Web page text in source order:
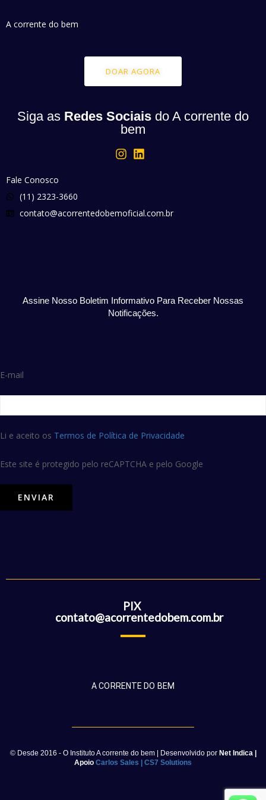
A corrente do bem
DOAR AGORA
Siga as Redes Sociais do A corrente do
bem
Fale Conosco
(11) 2323-3660
contato@acorrentedobemoficial.com.br
Assine Nosso Boletim Informativo Para Receber Nossas
Notificações.
E-mail
Li e aceito os Termos de Política de Privacidade
Este site é protegido pelo reCAPTCHA e pelo Google
PIX
contato@acorrentedobem.com.br
A CORRENTE DO BEM
© Desde 2016 - O Instituto A corrente do bem | Desenvolvido por Net Indica
Apoio Carlos Sales CS7 Solutions